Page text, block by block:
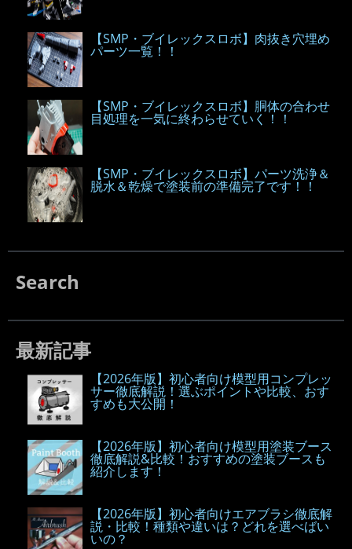
【SMP・ブイレックスロボ】肉抜き穴埋め
パーツ一覧！！
【SMP・ブイレックスロボ】胴体の合わせ
目処理を一気に終わらせていく！！
【SMP・ブイレックスロボ】パーツ洗浄＆
脱水＆乾燥で塗装前の準備完了です！！
Search
最新記事
【2026年版】初心者向け模型用コンプレッ
サー徹底解説！選ぶポイントや比較、おす
すめも大公開！
【2026年版】初心者向け模型用塗装ブース
徹底解説&比較！おすすめの塗装ブースも
紹介します！
【2026年版】初心者向けエアブラシ徹底解
説・比較！種類や違いは？どれを選べばい
いの？